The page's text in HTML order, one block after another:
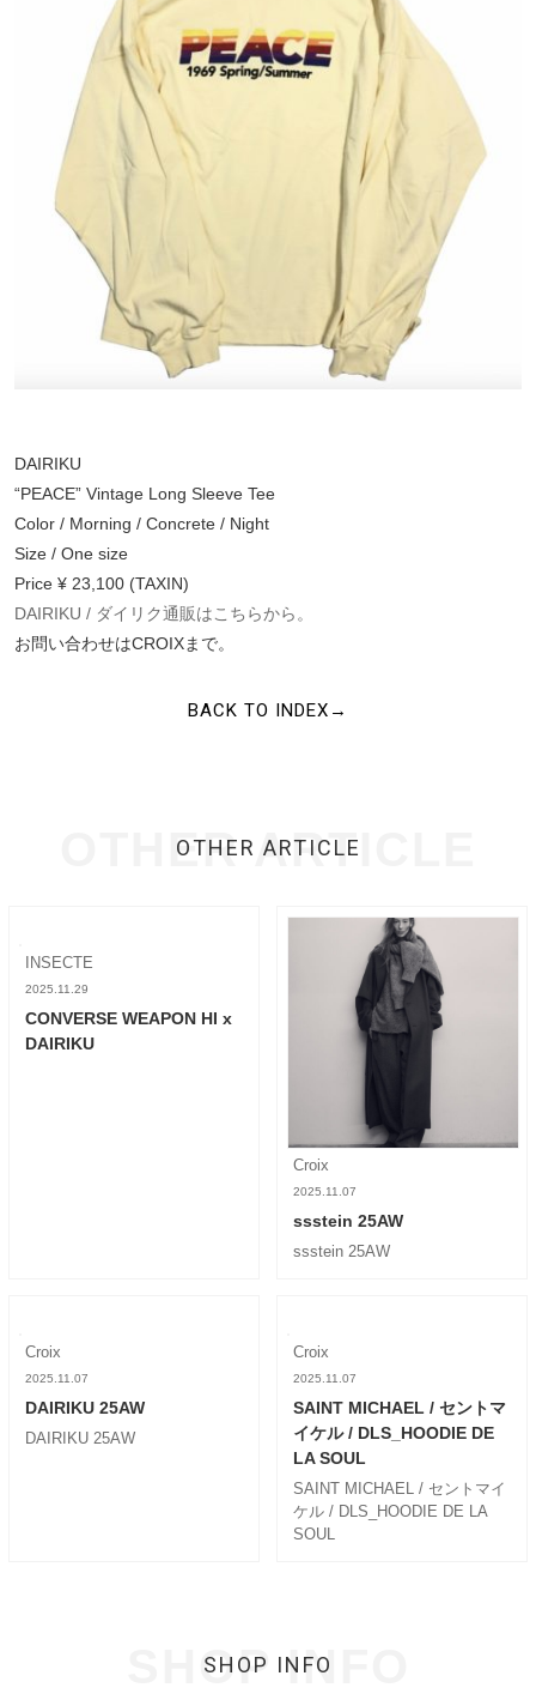
DAIRIKU
“PEACE” Vintage Long Sleeve Tee
Color / Morning / Concrete / Night
Size / One size
Price ¥ 23,100 (TAXIN)
DAIRIKU / ダイリク通販はこちらから。
お問い合わせはCROIXまで。
BACK TO INDEX→
OTHER ARTICLE
OTHER ARTICLE
INSECTE
2025.11.29
CONVERSE WEAPON HI x
DAIRIKU
Croix
2025.11.07
ssstein 25AW
ssstein 25AW
Croix
2025.11.07
DAIRIKU 25AW
DAIRIKU 25AW
Croix
2025.11.07
SAINT MICHAEL / セントマ
イケル / DLS_HOODIE DE
LA SOUL
SAINT MICHAEL / セントマイ
ケル / DLS_HOODIE DE LA
SOUL
SHOP INFO
SHOP INFO